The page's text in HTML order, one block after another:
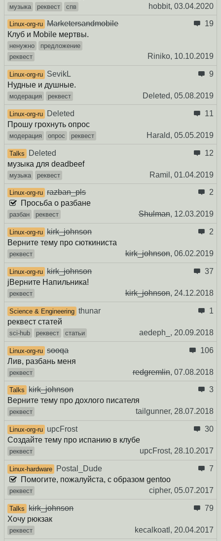
музыка реквест спв hobbit, 03.04.2020
Linux-org-ru Marketersandmobile
19
Клуб и Mobile мертвы.
ненужно
предложение
реквест
Riniko, 10.10.2019
Linux-org-ru SevikL
9
Нудные и душные.
модерация реквест Deleted, 05.08.2019
Linux-org-ru Deleted
11
Прошу грохнуть опрос
модерация опрос реквест Harald, 05.05.2019
Talks Deleted
12
музыка для deadbeef
музыка реквест Ramil, 01.04.2019
Linux-org-ru razban_pls
2
Просьба о разбане
разбан реквест Shulman, 12.03.2019
Linux-org-ru kirk_johnson
2
Верните тему про сюткиниста
реквест kirk_johnson, 06.02.2019
Linux-org-ru kirk_johnson
37
jВерните Напильника!
реквест kirk_johnson, 24.12.2018
Science & Engineering thunar
1
реквест статей
sci-hub реквест статьи aedeph_, 20.09.2018
Linux-org-ru sooqa
106
Лив, разбань меня
реквест redgremlin, 07.08.2018
Talks kirk_johnson
3
Верните тему про дохлого писателя
реквест tailgunner, 28.07.2018
Linux-org-ru upcFrost
30
Создайте тему про испанию в клубе
реквест upcFrost, 28.10.2017
Linux-hardware Postal_Dude
7
Помогите, пожалуйста, с образом gentoo
реквест cipher, 05.07.2017
Talks kirk_johnson
79
Хочу рюкзак
реквест kecalkoatl, 20.04.2017